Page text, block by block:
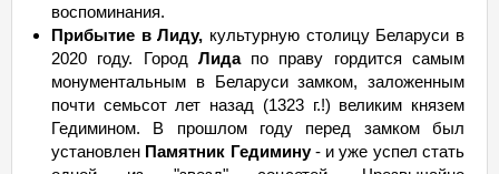
воспоминания.
Прибытие в Лиду, культурную столицу Беларуси в
2020 году. Город Лидапо праву гордится самым
монументальным в Беларуси замком, заложенным
почти семьсот лет назад (1323 г.!) великим князем
Гедимином. В прошлом году перед замком был
установлен Памятник Гедимину- и уже успел стать